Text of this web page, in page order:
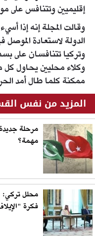
إقليميين وتتنافس على
وقالت المجلة إنه إذا
الدولة لاستعادة
وتركيا تتنافسان على
وكلاء محليين يحاول كل
ممكنة كلما طال أمد
المزيد من نفس
مرحلة جديدة
مهمة؟
محلل تركي:
فكرة